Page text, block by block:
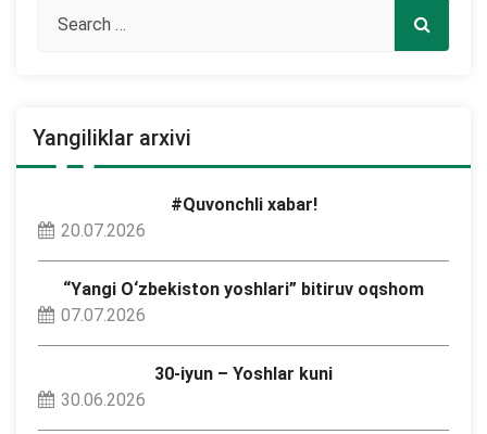
Yangiliklar arxivi
#Quvonchli xabar!
20.07.2026
“Yangi O‘zbekiston yoshlari” bitiruv oqshom
07.07.2026
30-iyun – Yoshlar kuni
30.06.2026